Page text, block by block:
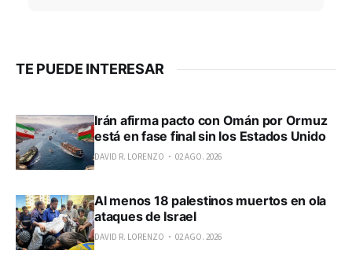
TE PUEDE INTERESAR
Irán afirma pacto con Omán por Ormuz
está en fase final sin los Estados Unido
DAVID R. LORENZO 02 AGO. 2026
Al menos 18 palestinos muertos en ola
ataques de Israel
DAVID R. LORENZO 02 AGO. 2026